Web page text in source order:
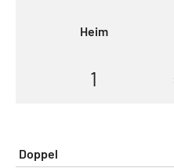
Heim
1
Doppel